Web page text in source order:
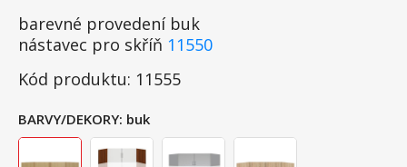
barevné provedení buk
nástavec pro skříň 11550
Kód produktu: 11555
BARVY/DEKORY: buk